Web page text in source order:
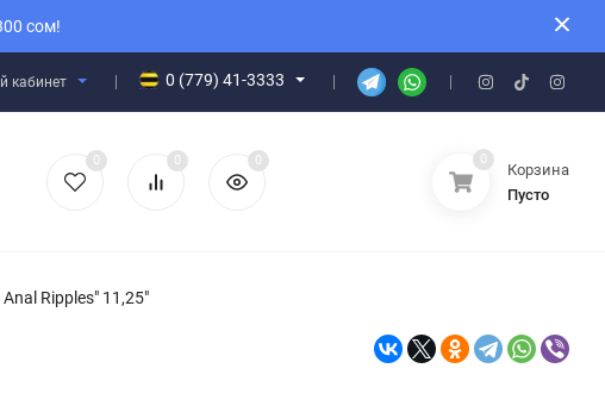
сом!
кабинет 0 (779) 41-3333
0 0 0 0
Корзина
Пусто
Ripples" 11,25"